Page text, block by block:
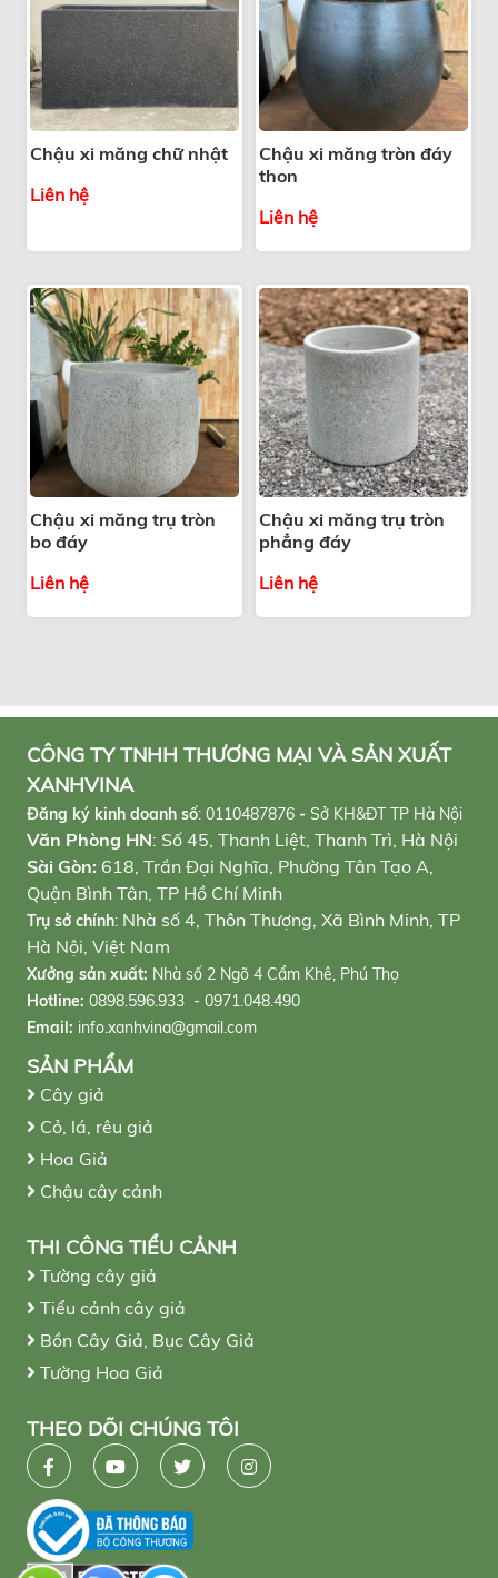
Chậu xi măng chữ nhật
Liên hệ
Chậu xi măng tròn đáy
thon
Liên hệ
Chậu xi măng trụ tròn
bo đáy
Liên hệ
Chậu xi măng trụ tròn
phẳng đáy
Liên hệ
CÔNG TY TNHH THƯƠNG MẠI VÀ SẢN XUẤT
XANHVINA
Đăng ký kinh doanh số: 0110487876 - Sở KH&ĐT TP Hà Nội
Văn Phòng HN: Số 45, Thanh Liệt, Thanh Trì, Hà Nội
Sài Gòn: 618, Trần Đại Nghĩa, Phường Tân Tạo A,
Quận Bình Tân, TP Hồ Chí Minh
Trụ sở chính: Nhà số 4, Thôn Thượng, Xã Bình Minh, TP
Hà Nội, Việt Nam
Xưởng sản xuất: Nhà số 2 Ngõ 4 Cẩm Khê, Phú Thọ
Hotline: 0898.596.933 - 0971.048.490
Email: info.xanhvina@gmail.com
SẢN PHẨM
Cây giả
Cỏ, lá, rêu giả
Hoa Giả
Chậu cây cảnh
THI CÔNG TIỂU CẢNH
Tường cây giả
Tiểu cảnh cây giả
Bồn Cây Giả, Bục Cây Giả
Tường Hoa Giả
THEO DÕI CHÚNG TÔI